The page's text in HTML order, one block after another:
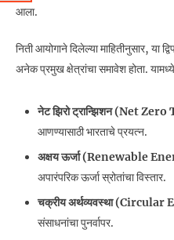
आला.
निती आयोगाने दिलेल्या माहितीनुसार, या
अनेक प्रमुख क्षेत्रांचा समावेश होता.
नेट झिरो ट्रान्झिशन (Net
आणण्यासाठी भारताचे प्रयत्न.
अक्षय ऊर्जा (Renewable
अपारंपरिक ऊर्जा स्रोतांचा विस्तार.
चक्रीय अर्थव्यवस्था
संसाधनांचा पुनर्वापर.